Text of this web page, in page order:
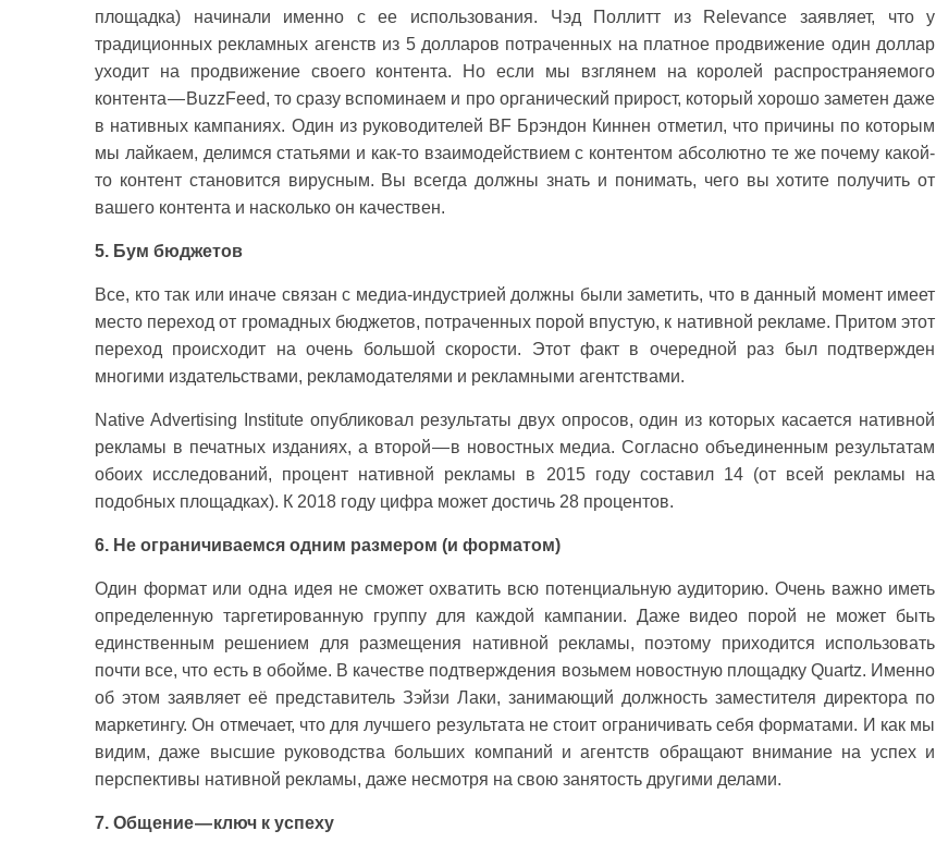
площадка) начинали именно с ее использования. Чэд Поллитт из Relevance заявляет, что у
традиционных рекламных агенств из 5 долларов потраченных на платное продвижение один доллар
уходит на продвижение своего контента. Но если мы взглянем на королей распространяемого
контента — BuzzFeed, то сразу вспоминаем и про органический прирост, который хорошо заметен даже
в нативных кампаниях. Один из руководителей BF Брэндон Киннен отметил, что причины по которым
мы лайкаем, делимся статьями и как-то взаимодействием с контентом абсолютно те же почему какой-
то контент становится вирусным. Вы всегда должны знать и понимать, чего вы хотите получить от
вашего контента и насколько он качествен.
5. Бум бюджетов
Все, кто так или иначе связан с медиа-индустрией должны были заметить, что в данный момент имеет
место переход от громадных бюджетов, потраченных порой впустую, к нативной рекламе. Притом этот
переход происходит на очень большой скорости. Этот факт в очередной раз был подтвержден
многими издательствами, рекламодателями и рекламными агентствами.
Native Advertising Institute опубликовал результаты двух опросов, один из которых касается нативной
рекламы в печатных изданиях, а второй — в новостных медиа. Согласно объединенным результатам
обоих исследований, процент нативной рекламы в 2015 году составил 14 (от всей рекламы на
подобных площадках). К 2018 году цифра может достичь 28 процентов.
6. Не ограничиваемся одним размером (и форматом)
Один формат или одна идея не сможет охватить всю потенциальную аудиторию. Очень важно иметь
определенную таргетированную группу для каждой кампании. Даже видео порой не может быть
единственным решением для размещения нативной рекламы, поэтому приходится использовать
почти все, что есть в обойме. В качестве подтверждения возьмем новостную площадку Quartz. Именно
об этом заявляет её представитель Зэйзи Лаки, занимающий должность заместителя директора по
маркетингу. Он отмечает, что для лучшего результата не стоит ограничивать себя форматами. И как мы
видим, даже высшие руководства больших компаний и агентств обращают внимание на успех и
перспективы нативной рекламы, даже несмотря на свою занятость другими делами.
7. Общение — ключ к успеху